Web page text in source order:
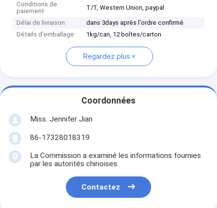
Conditions de
paiement
T/T, Western Union, paypal
Délai de livraison
dans 3days après l'ordre confirmé
Détails d'emballage
1kg/can, 12 boîtes/carton
Regardez plus
Coordonnées
Miss. Jennifer Jian
86-17328018319
La Commission a examiné les informations fournies
par les autorités chinoises.
Contactez